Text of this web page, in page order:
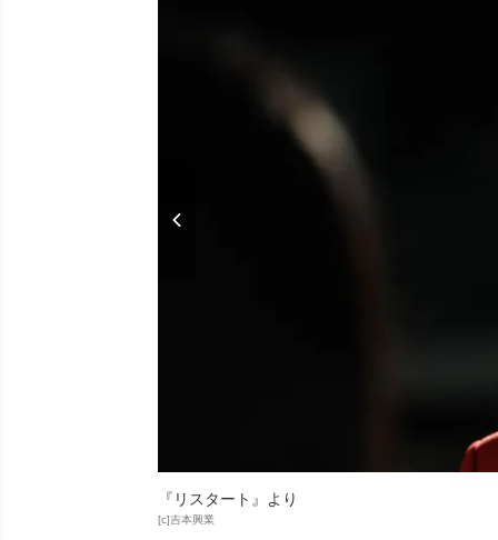
『リスタート』より
[c]吉本興業